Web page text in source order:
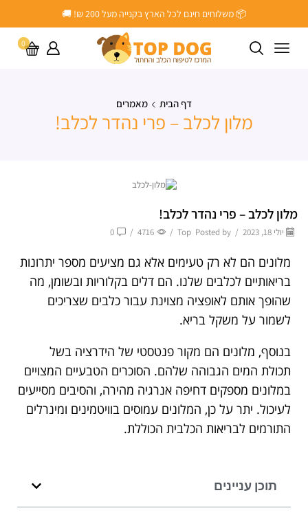
📦 משלוחים חינם לכל הארץ בקנייה מעל ‎200 ₪! 🚚
0
דף הבית מאמרים
מלון לכלב – פרי נהדר לכלב!
מלון לכלב – פרי נהדר לכלב!
יולי 18, 2023 /
Posted by
Top
/
4716
/
0
מלונים הם לא רק טעימים אלא גם מציעים מספר יתרונות
בריאותיים לכלבים שלנו. הם דלים בקלוריות ובשומן, מה
שהופך אותם לאופציה מצוינת עבור כלבים שצריכים
לשמור על משקל בריא.
בנוסף, מלונים הם מקור פנטסטי של הידרציה בשל
תכולת המים הגבוהה שלהם. הסוכרים הטבעיים המצויים
במלונים מספקים דחיפה אנרגיה מהירה, והסיבים מסייעים
לעיכול. יתר על כן, המלונים עמוסים בוויטמינים ומינרלים
התורמים לבריאות הכלבית הכוללת.
תוכן עניינים